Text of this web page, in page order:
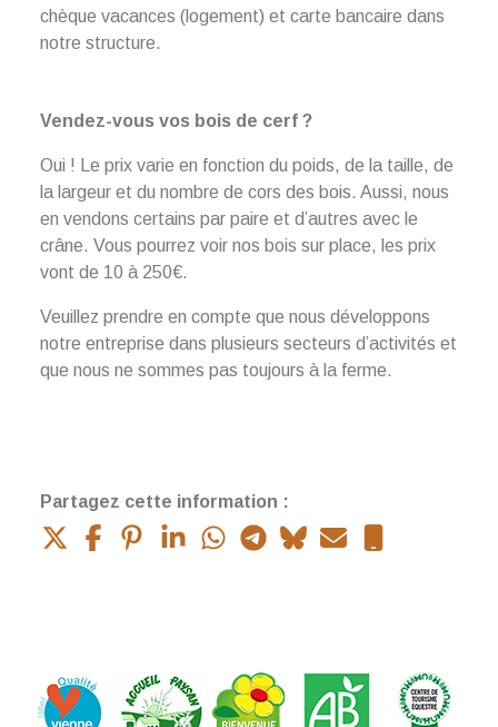
chèque vacances (logement) et carte bancaire dans
notre structure.
Vendez-vous vos bois de cerf ?
Oui ! Le prix varie en fonction du poids, de la taille, de
la largeur et du nombre de cors des bois. Aussi, nous
en vendons certains par paire et d’autres avec le
crâne. Vous pourrez voir nos bois sur place, les prix
vont de 10 à 250€.
Veuillez prendre en compte que nous développons
notre entreprise dans plusieurs secteurs d’activités et
que nous ne sommes pas toujours à la ferme.
Partagez cette information :